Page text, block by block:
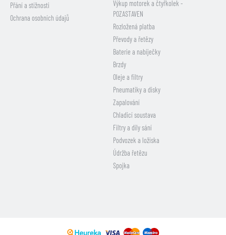
Přání a stížnosti
Ochrana osobních údajů
Výkup motorek a čtyřkolek -
POZASTAVEN
Rozložená platba
Převody a řetězy
Baterie a nabíječky
Brzdy
Oleje a filtry
Pneumatiky a disky
Zapalování
Chladicí soustava
Filtry a díly sání
Podvozek a ložiska
Údržba řetězu
Spojka